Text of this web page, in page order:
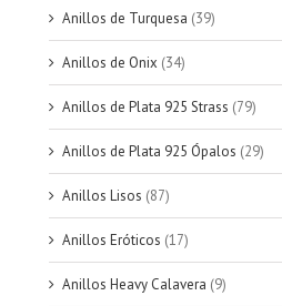
Anillos de Turquesa (39)
Anillos de Onix (34)
Anillos de Plata 925 Strass (79)
Anillos de Plata 925 Ópalos (29)
Anillos Lisos (87)
Anillos Eróticos (17)
Anillos Heavy Calavera (9)